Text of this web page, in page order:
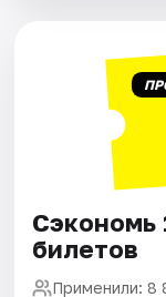
Сэкономь
билетов
Применили: 8